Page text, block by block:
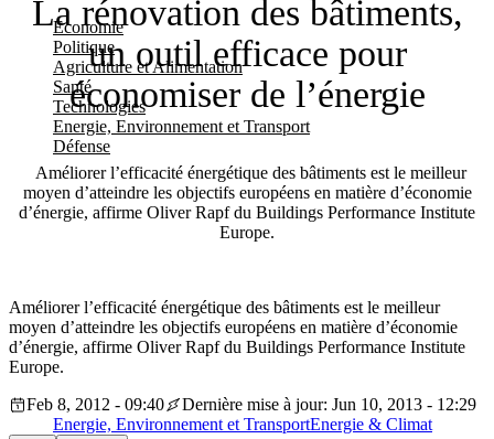
Economie
Politique
Agriculture et Alimentation
Santé
Technologies
Energie, Environnement et Transport
Défense
La rénovation des bâtiments,
un outil efficace pour
économiser de l’énergie
Améliorer l’efficacité énergétique des bâtiments est le meilleur
moyen d’atteindre les objectifs européens en matière d’économie
d’énergie, affirme Oliver Rapf du Buildings Performance Institute
Europe.
Améliorer l’efficacité énergétique des bâtiments est le meilleur
moyen d’atteindre les objectifs européens en matière d’économie
d’énergie, affirme Oliver Rapf du Buildings Performance Institute
Europe.
Feb 8, 2012 - 09:40
Dernière mise à jour: Jun 10, 2013 - 12:29
Energie, Environnement et TransportEnergie & Climat